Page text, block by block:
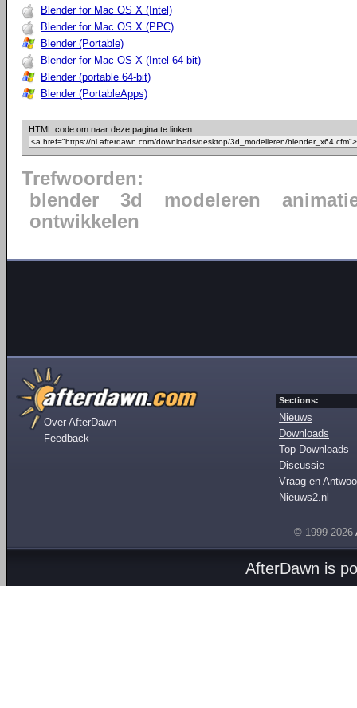
Blender for Mac OS X (Intel)
Blender for Mac OS X (PPC)
Blender (Portable)
Blender for Mac OS X (Intel 64-bit)
Blender (portable 64-bit)
Blender (PortableApps)
HTML code om naar deze pagina te linken:
Trefwoorden:
blender
3d modeleren
ontwikkelen
Over AfterDawn
Feedback
Sections:
Nieuws
Downloads
Top Downloads
Discussie
Vraag en
Nieuws2.nl
© 1999-2026
AfterDawn is